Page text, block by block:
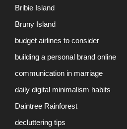
Bribie Island
Bruny Island
budget airlines to consider
building a personal brand online
communication in marriage
daily digital minimalism habits
Daintree Rainforest
decluttering tips